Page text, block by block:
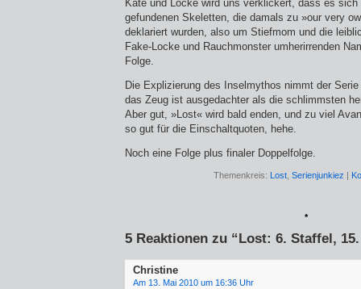
Kate und Locke wird uns verklickert, dass es sich
gefundenen Skeletten, die damals zu »our very
deklariert wurden, also um Stiefmom und die
Fake-Locke und Rauchmonster umherirrenden
Folge.
Die Explizierung des Inselmythos nimmt der
das Zeug ist ausgedachter als die schlimmsten
Aber gut, »Lost« wird bald enden, und zu viel
so gut für die Einschaltquoten, hehe.
Noch eine Folge plus finaler Doppelfolge.
Themenkreis: Lost Serienjunkiez |
*
5 Reaktionen zu “Lost: 6. Staffel,
Christine
Am 13. Mai 2010 um 16:36 Uhr